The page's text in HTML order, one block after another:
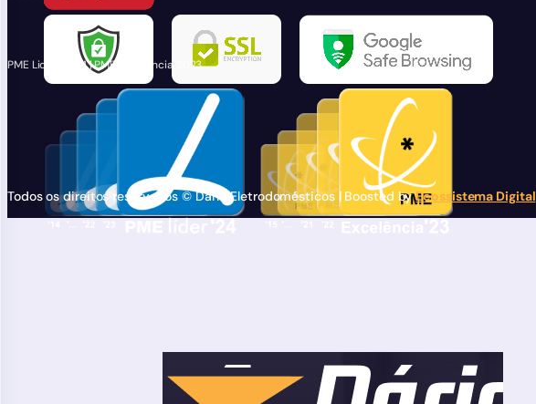
PME Lider 2024 | PME Excelência 2023
Todos os direitos reservados © Dário Eletrodomésticos | Boosted byEcossistema Digital